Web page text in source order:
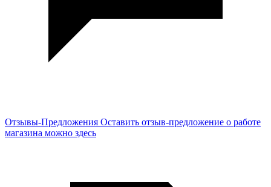
Отзывы-Предложения Оставить отзыв-предложение о работе
магазина можно здесь